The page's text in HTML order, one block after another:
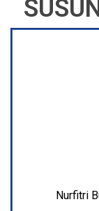
Nurfitri